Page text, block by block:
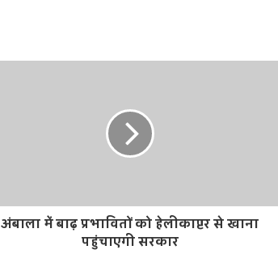
अंबाला में बाढ़ प्रभावितों को हेलीकाप्टर से खाना
पहुंचाएगी सरकार